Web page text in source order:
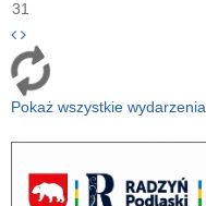
31
Pokaż wszystkie wydarzenia